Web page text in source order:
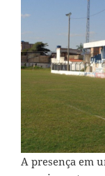
A presença em